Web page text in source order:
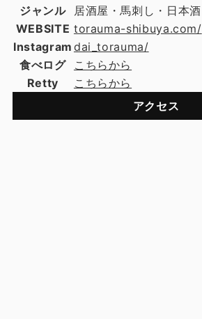
ジャンル
居酒屋・馬刺し・日本酒
WEBSITE torauma-shibuya.com/
Instagram dai_torauma/
食べログ
こちらから
Retty
こちらから
アクセス